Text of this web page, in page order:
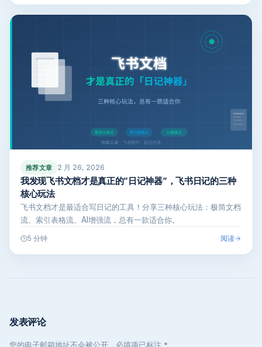
推荐文章 2 月 26, 2026
我发现飞书文档才是真正的”日记神器”，飞书日记的三种
核心玩法
飞书文档才是最适合写日记的工具！分享三种核心玩法：极简文档
流、索引表格流、AI增强流，总有一款适合你。
5 分钟 阅读
发表评论
您的电子邮箱地址不会被公开，必填项已标注 *